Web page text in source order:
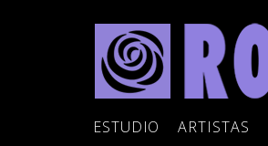
ESTUDIO ARTISTAS